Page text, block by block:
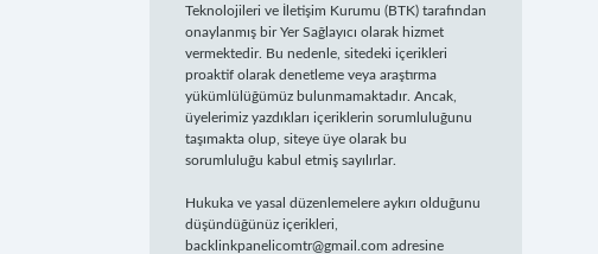
Teknolojileri ve İletişim Kurumu (BTK) tarafından
onaylanmış bir Yer Sağlayıcı olarak hizmet
vermektedir. Bu nedenle, sitedeki içerikleri
proaktif olarak denetleme veya araştırma
yükümlülüğümüz bulunmamaktadır. Ancak,
üyelerimiz yazdıkları içeriklerin sorumluluğunu
taşımakta olup, siteye üye olarak bu
sorumluluğu kabul etmiş sayılırlar.
Hukuka ve yasal düzenlemelere aykırı olduğunu
düşündüğünüz içerikleri,
backlinkpanelicomtr@gmail.com adresine